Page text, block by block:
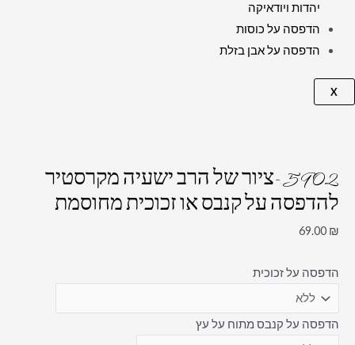
יהדות ויודאיקה
הדפסה על כוסות
הדפסה על אבן בזלת
X
5902 -ציור של הרב ישעיה מקרסטיר
להדפסה על קנבס או זכוכית מחוסמת
69.00 ₪
הדפסה על זכוכית
הדפסה על קנבס מתוח על עץ